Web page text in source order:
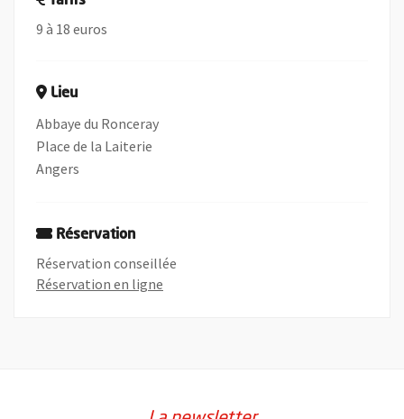
9 à 18 euros
Lieu
Abbaye du Ronceray
Place de la Laiterie
Angers
Réservation
Réservation conseillée
Réservation en ligne